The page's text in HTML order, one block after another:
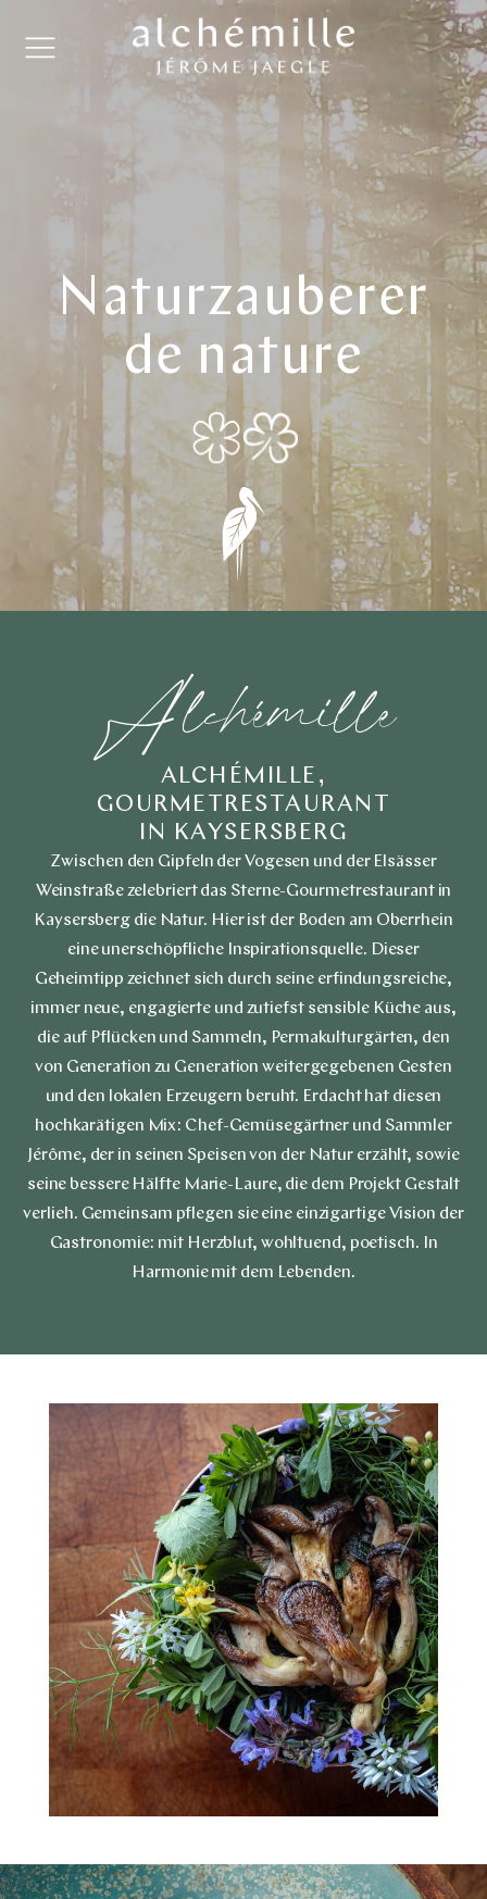
Naturzauberer
de nature
Alchémille
ALCHÉMILLE,
GOURMETRESTAURANT
IN KAYSERSBERG
Zwischen den Gipfeln der Vogesen und der Elsässer
Weinstraße zelebriert das Sterne-Gourmetrestaurant in
Kaysersberg die Natur. Hier ist der Boden am Oberrhein
eine unerschöpfliche Inspirationsquelle. Dieser
Geheimtipp zeichnet sich durch seine erfindungsreiche,
immer neue, engagierte und zutiefst sensible Küche aus,
die auf Pflücken und Sammeln, Permakulturgärten, den
von Generation zu Generation weitergegebenen Gesten
und den lokalen Erzeugern beruht. Erdacht hat diesen
hochkarätigen Mix: Chef-Gemüsegärtner und Sammler
Jérôme, der in seinen Speisen von der Natur erzählt, sowie
seine bessere Hälfte Marie-Laure, die dem Projekt Gestalt
verlieh. Gemeinsam pflegen sie eine einzigartige Vision der
Gastronomie: mit Herzblut, wohltuend, poetisch. In
Harmonie mit dem Lebenden.